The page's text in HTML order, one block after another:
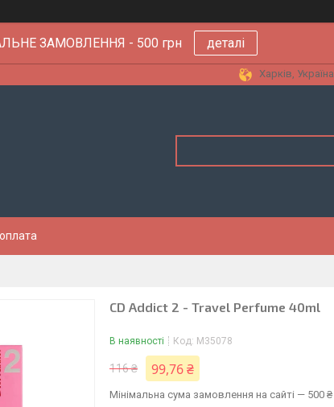
ЗАМОВЛЕННЯ - 500 грн деталі
Харків, Україна
CD Addict 2 - Travel Perfume 40ml
В наявності Код: M35078
116 ₴ 99,76 ₴
Мінімальна сума замовлення на сайті — 500 ₴